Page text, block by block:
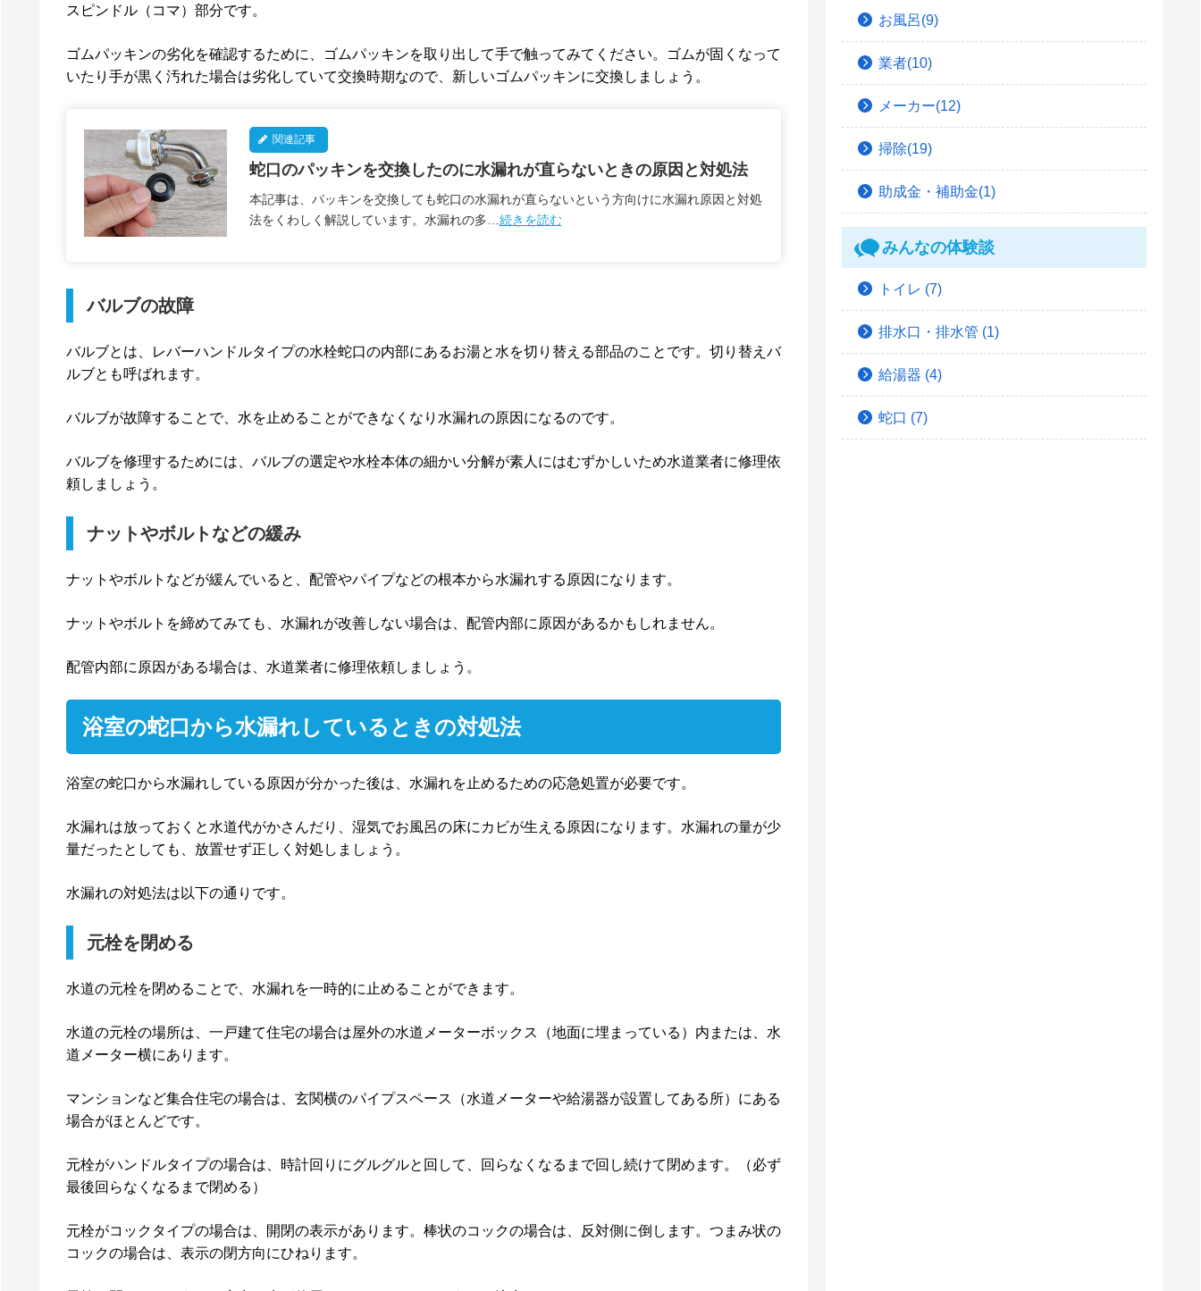
スピンドル（コマ）部分です。
ゴムパッキンの劣化を確認するために、ゴムパッキンを取り出して手で触ってみてください。ゴムが固くなって
いたり手が黒く汚れた場合は劣化していて交換時期なので、新しいゴムパッキンに交換しましょう。
関連記事
蛇口のパッキンを交換したのに水漏れが直らないときの原因と対処法
本記事は、パッキンを交換しても蛇口の水漏れが直らないという方向けに水漏れ原因と対処
法をくわしく解説しています。水漏れの多… 続きを読む
バルブの故障
バルブとは、レバーハンドルタイプの水栓蛇口の内部にあるお湯と水を切り替える部品のことです。切り替えバ
ルブとも呼ばれます。
バルブが故障することで、水を止めることができなくなり水漏れの原因になるのです。
バルブを修理するためには、バルブの選定や水栓本体の細かい分解が素人にはむずかしいため水道業者に修理依
頼しましょう。
ナットやボルトなどの緩み
ナットやボルトなどが緩んでいると、配管やパイプなどの根本から水漏れする原因になります。
ナットやボルトを締めてみても、水漏れが改善しない場合は、配管内部に原因があるかもしれません。
配管内部に原因がある場合は、水道業者に修理依頼しましょう。
浴室の蛇口から水漏れしているときの対処法
浴室の蛇口から水漏れしている原因が分かった後は、水漏れを止めるための応急処置が必要です。
水漏れは放っておくと水道代がかさんだり、湿気でお風呂の床にカビが生える原因になります。水漏れの量が少
量だったとしても、放置せず正しく対処しましょう。
水漏れの対処法は以下の通りです。
元栓を閉める
水道の元栓を閉めることで、水漏れを一時的に止めることができます。
水道の元栓の場所は、一戸建て住宅の場合は屋外の水道メーターボックス（地面に埋まっている）内または、水
道メーター横にあります。
マンションなど集合住宅の場合は、玄関横のパイプスペース（水道メーターや給湯器が設置してある所）にある
場合がほとんどです。
元栓がハンドルタイプの場合は、時計回りにグルグルと回して、回らなくなるまで回し続けて閉めます。（必ず
最後回らなくなるまで閉める）
元栓がコックタイプの場合は、開閉の表示があります。棒状のコックの場合は、反対側に倒します。つまみ状の
コックの場合は、表示の閉方向にひねります。
お風呂(9)
業者(10)
メーカー(12)
掃除(19)
助成金・補助金(1)
みんなの体験談
トイレ (7)
排水口・排水管 (1)
給湯器 (4)
蛇口 (7)